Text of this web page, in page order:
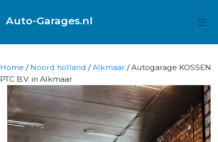
Auto-Garages.nl
Home / Noord holland /Alkmaar / Autogarage KOSSEN
PTC B.V. in Alkmaar